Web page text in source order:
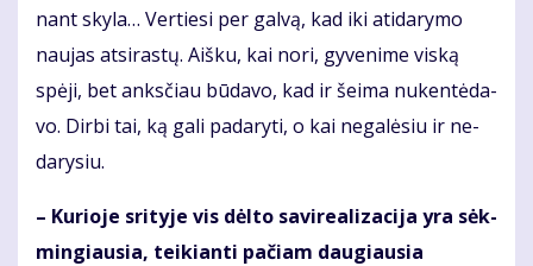
nant sky­la… Ver­tie­si per gal­vą, kad iki ati­da­ry­mo
nau­jas at­si­ras­tų. Aiš­ku, kai no­ri, gy­ve­ni­me vis­ką
spė­ji, bet anks­čiau bū­da­vo, kad ir šei­ma nu­ken­tė­da­
vo. Dir­bi tai, ką ga­li pa­da­ry­ti, o kai ne­ga­lė­siu ir ne­
da­ry­siu.
– Ku­rio­je sri­ty­je vis dėl­to sa­vi­re­a­li­za­ci­ja yra sėk­
min­giau­sia, tei­kian­ti pa­čiam dau­giau­sia